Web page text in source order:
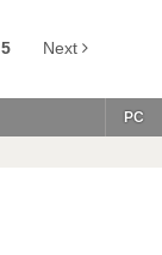
5 Next
PC